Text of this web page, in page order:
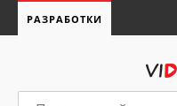
РАЗРАБОТКИ